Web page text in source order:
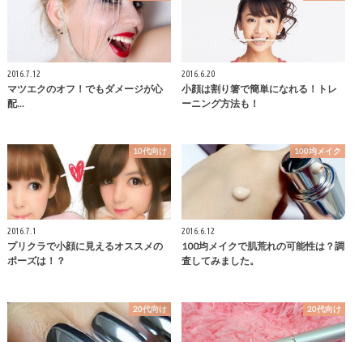
2016.7.12
マツエクのオフ！でもダメージが心
配...
2016.6.20
小顔は割り箸で簡単になれる！トレ
ーニング方法も！
10代向け
2016.7.1
プリクラで小顔に見えるオススメの
ポーズは！？
100均メイク
2016.6.12
100均メイクで肌荒れの可能性は？調
査してみました。
20代向け 20代向け